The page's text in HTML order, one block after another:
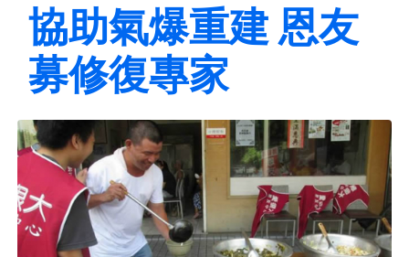
協助氣爆重建 恩友
募修復專家